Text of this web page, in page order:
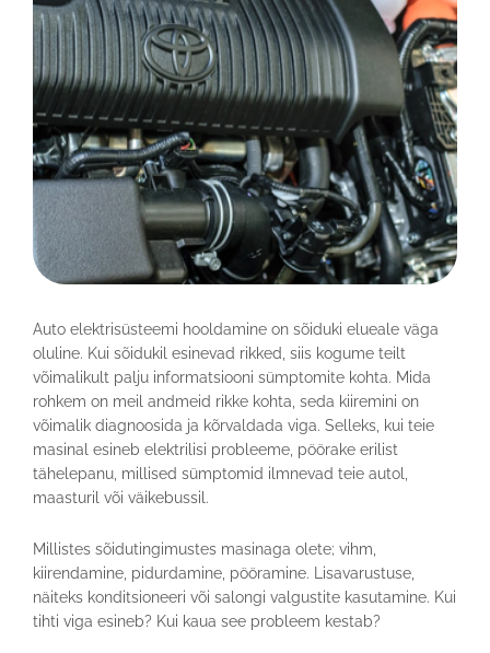
Auto elektrisüsteemi hooldamine on sõiduki elueale väga
oluline. Kui sõidukil esinevad rikked, siis kogume teilt
võimalikult palju informatsiooni sümptomite kohta. Mida
rohkem on meil andmeid rikke kohta, seda kiiremini on
võimalik diagnoosida ja kõrvaldada viga. Selleks, kui teie
masinal esineb elektrilisi probleeme, pöörake erilist
tähelepanu, millised sümptomid ilmnevad teie autol,
maasturil või väikebussil.
Millistes sõidutingimustes masinaga olete; vihm,
kiirendamine, pidurdamine, pööramine. Lisavarustuse,
näiteks konditsioneeri või salongi valgustite kasutamine. Kui
tihti viga esineb? Kui kaua see probleem kestab?